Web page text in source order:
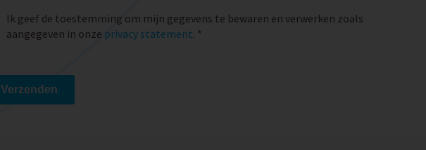
Ik geef de toestemming om mijn gegevens te bewaren en verwerken zoals
aangegeven in onze privacy statement. *
Verzenden